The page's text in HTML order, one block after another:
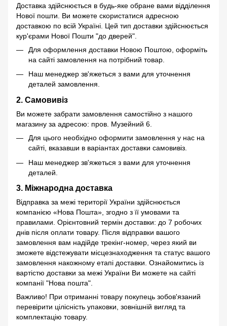
Доставка здійснюється в будь-яке обране вами відділення
Нової пошти. Ви можете скористатися адресною
доставкою по всій Україні. Цей тип доставки здійснюється
кур'єрами Нової Пошти "до дверей".
Для оформлення доставки Новою Поштою, оформіть
на сайті замовлення на потрібний товар.
Наш менеджер зв'яжеться з вами для уточнення
деталей замовлення.
2. Самовивіз
Ви можете забрати замовлення самостійно з нашого
магазину за адресою: пров. Музейний 6.
Для цього необхідно оформити замовлення у нас на
сайті, вказавши в варіантах доставки самовивіз.
Наш менеджер зв'яжеться з вами для уточнення
деталей.
3. Міжнародна доставка
Відправка за межі території України здійснюється
компанією «Нова Пошта», згодно з її умовами та
правилами. Орієнтовний термін доставки: до 7 робочих
днів після оплати товару. Після відправки вашого
замовлення вам надійде трекінг-номер, через який ви
зможете відстежувати місцезнаходження та статус вашого
замовлення накожному етапі доставки. Ознайомитись із
вартістю доставки за межі України Ви можете на сайті
компанії "Нова пошта".
Важливо! При отриманні товару покупець зобов'язаний
перевірити цілісність упаковки, зовнішній вигляд та
комплектацію товару.